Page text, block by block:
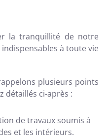
la tranquillité de notre
à toute vie
plusieurs points
détaillés ci-après :
de travaux soumis à
et les intérieurs.